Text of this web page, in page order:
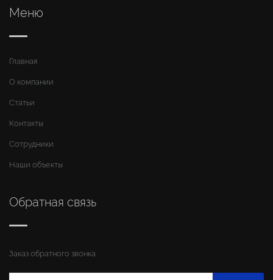
Меню
Главная
О компании
Статьи
Контакты
Сотрудники
Наши объекты
Обратная связь
Заказ обратного звонка